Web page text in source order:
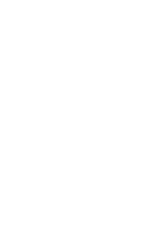
a slunečníky zdarma, osušky za